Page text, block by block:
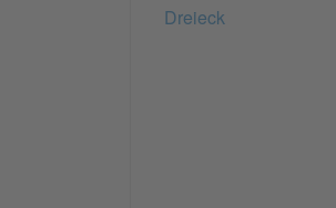
Dreieck